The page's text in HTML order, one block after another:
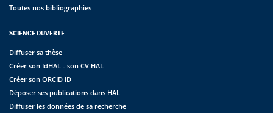
Toutes nos bibliographies
SCIENCE OUVERTE
Diffuser sa thèse
Créer son IdHAL - son CV HAL
Créer son ORCID ID
Déposer ses publications dans HAL
Diffuser les données de sa recherche